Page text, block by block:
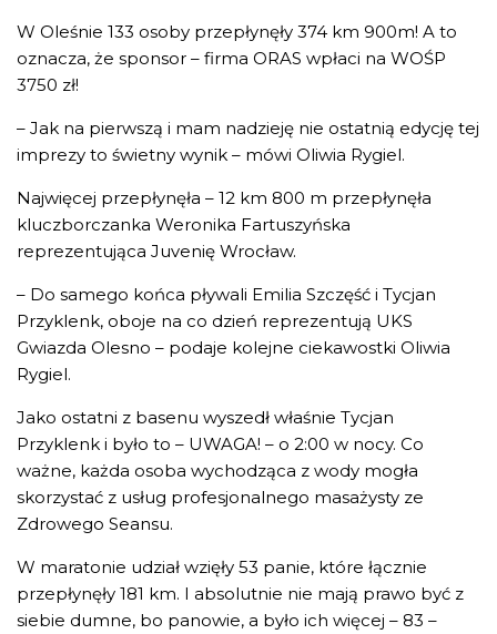
W Oleśnie 133 osoby przepłynęły 374 km 900m! A to
oznacza, że sponsor – firma ORAS wpłaci na WOŚP
3750 zł!
– Jak na pierwszą i mam nadzieję nie ostatnią edycję tej
imprezy to świetny wynik – mówi Oliwia Rygiel.
Najwięcej przepłynęła – 12 km 800 m przepłynęła
kluczborczanka Weronika Fartuszyńska
reprezentująca Juvenię Wrocław.
– Do samego końca pływali Emilia Szczęść i Tycjan
Przyklenk, oboje na co dzień reprezentują UKS
Gwiazda Olesno – podaje kolejne ciekawostki Oliwia
Rygiel.
Jako ostatni z basenu wyszedł właśnie Tycjan
Przyklenk i było to – UWAGA! – o 2:00 w nocy. Co
ważne, każda osoba wychodząca z wody mogła
skorzystać z usług profesjonalnego masażysty ze
Zdrowego Seansu.
W maratonie udział wzięły 53 panie, które łącznie
przepłynęły 181 km. I absolutnie nie mają prawo być z
siebie dumne, bo panowie, a było ich więcej – 83 –